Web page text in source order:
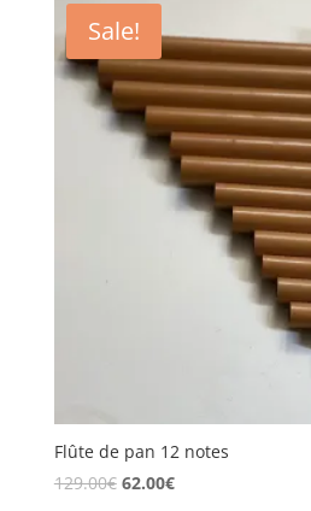
Sale!
Flûte de pan 12 notes
129.00€ 62.00€